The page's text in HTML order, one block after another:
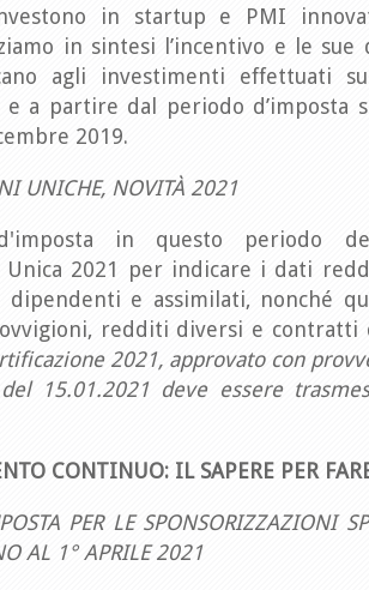
in startup e PMI
in sintesi l’incentivo e le sue
agli investimenti effettuati
e a partire dal periodo d’imposta
2019.
UNICHE, NOVITÀ 2021
in questo periodo
Unica 2021 per indicare i dati
dipendenti e assimilati, nonché
redditi diversi e contratti
2021, approvato con
15.01.2021 deve essere
CONTINUO: IL SAPERE PER
PER LE SPONSORIZZAZIONI
AL 1° APRILE 2021